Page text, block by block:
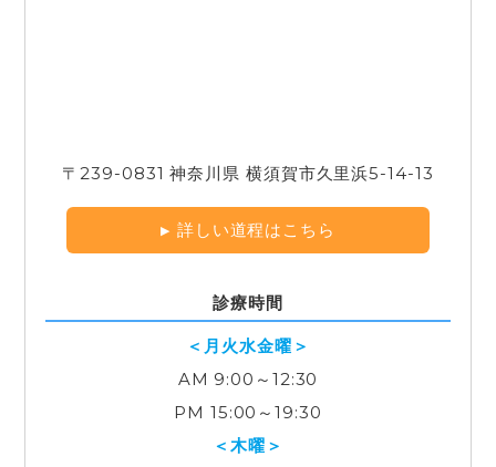
〒239-0831 神奈川県 横須賀市久里浜5-14-13
詳しい道程はこちら
診療時間
＜月火水金曜＞
AM 9:00～12:30
PM 15:00～19:30
＜木曜＞